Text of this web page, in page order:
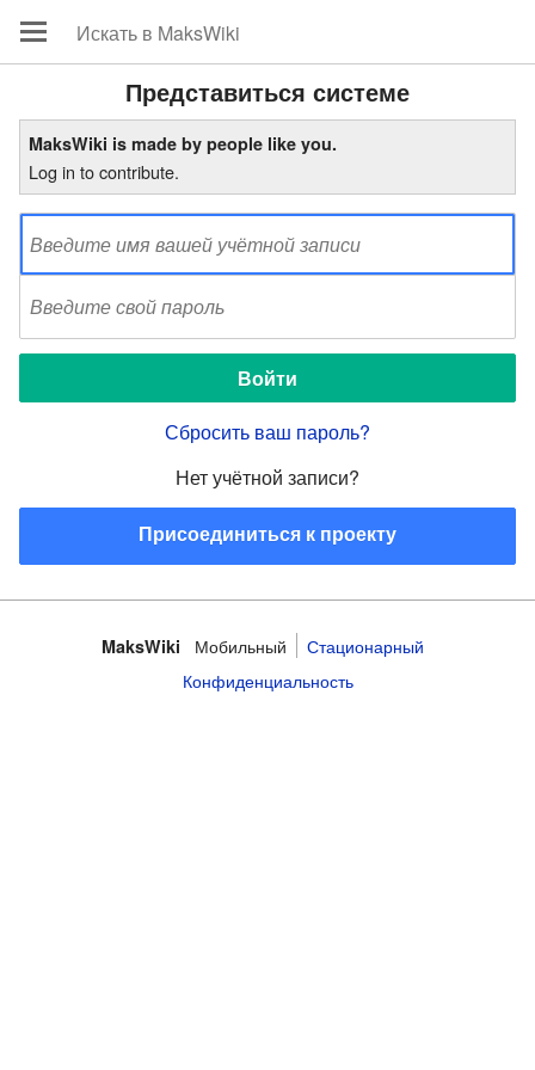
Представиться системе
MaksWiki is made by people like you.
Log in to contribute.
Сбросить ваш пароль?
Нет учётной записи?
Присоединиться к проекту
MaksWiki Мобильный
Стационарный
Конфиденциальность